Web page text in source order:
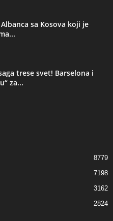
sa Kosova koji je
trese svet! Barselona i
za...
8779
7198
3162
2824